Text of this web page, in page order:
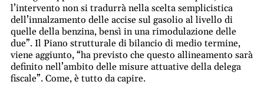
l’intervento non si tradurrà nella scelta semplicistica
dell’innalzamento delle accise sul gasolio al livello di
quelle della benzina, bensì in una rimodulazione delle
due”. Il Piano strutturale di bilancio di medio termine,
viene aggiunto, “ha previsto che questo allineamento sarà
definito nell’ambito delle misure attuative della delega
fiscale”. Come, è tutto da capire.